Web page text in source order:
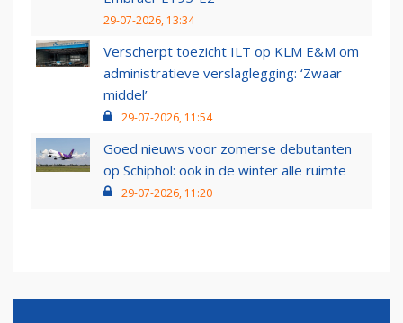
29-07-2026, 13:34
Verscherpt toezicht ILT op KLM E&M om
administratieve verslaglegging: ‘Zwaar
middel’
29-07-2026, 11:54
Goed nieuws voor zomerse debutanten
op Schiphol: ook in de winter alle ruimte
29-07-2026, 11:20